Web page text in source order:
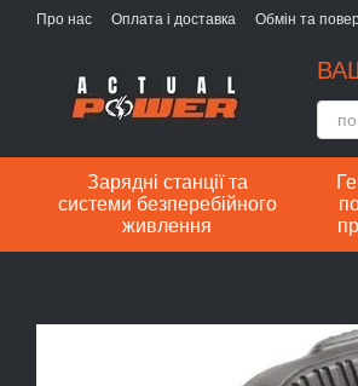
Перейти до основного контенту
Про нас Оплата і доставка Обмін та
Зарядні станції та
системи безперебійного
живлення